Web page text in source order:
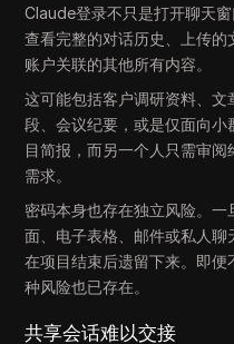
Claude登录不只是打开聊天
查看完整的对话历史、上传
账户关联的其他所有内容。
这可能包括客户调研资料、
段、会议纪要，或是仅面向
目简报，而另一个人只需审
需求。
密码本身也存在独立风险。
面、电子表格、邮件或私人
在项目结束后遗留下来。即
种风险也已存在。
共享会话难以交接